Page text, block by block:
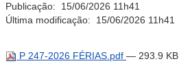
Publicação: 15/06/2026 11h41
Última modificação: 15/06/2026 11h41
P 247-2026 FÉRIAS.pdf — 293.9 KB